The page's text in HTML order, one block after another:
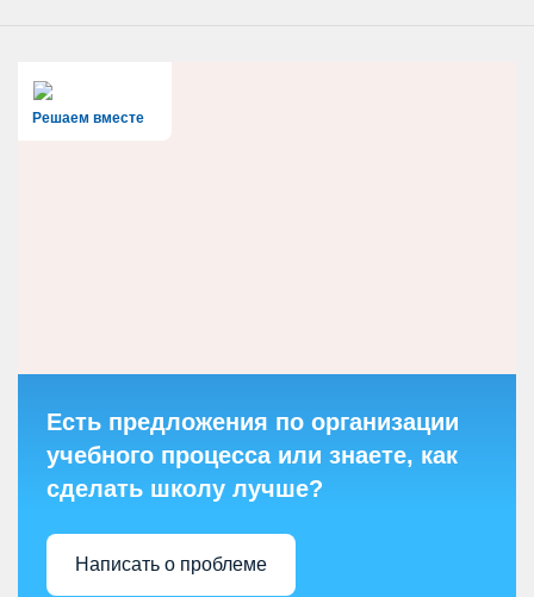
Решаем вместе
Есть предложения по организации
учебного процесса или знаете, как
сделать школу лучше?
Написать о проблеме